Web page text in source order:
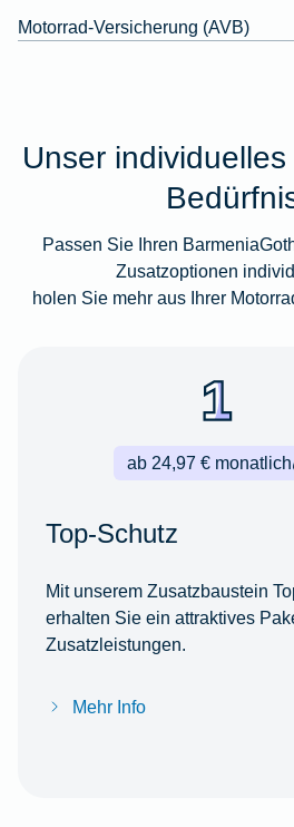
Motorrad-Versicherung (AVB)
Unser
Passen Sie Ihren
Zusatzoptionen
holen Sie mehr aus Ihrer
ab 24,97 € monatlich
Top-Schutz
Mit unserem Zusatzbaustein
erhalten Sie ein attraktives
Zusatzleistungen.
Mehr Info